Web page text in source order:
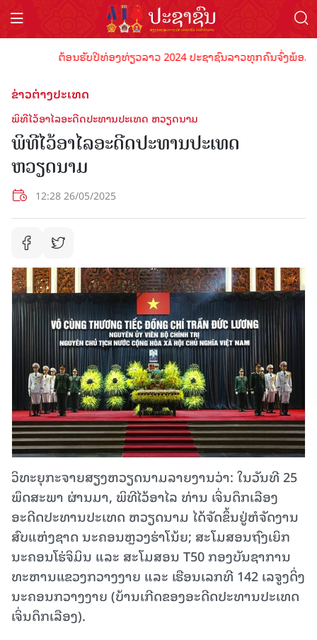
ຕ້ອນຮັບປີທ່ອງທ່ຽວລາວ 2024 ປະຊາຊົນລາວທຸກຄົນຈົ່ງພ້ອມເ
ຂ່າວຕ່າງປະເທດ
ພິທີໄວ້ອາໄລອະດີດປະທານປະເທດ ຫວຽດນາມ
ພິທີໄວ້ອາໄລອະດີດປະທານປະເທດ
ຫວຽດນາມ
12:28 26/05/2025
ວິທະຍຸກະຈາຍສຽງຫວຽດນາມລາຍງານວ່າ: ໃນວັນທີ 25
ພຶດສະພາ ຜ່ານມາ, ພິທີໄວ້ອາໄລ ທ່ານ ເຈິ່ນດຶກເລືອງ
ອະດີດປະທານປະເທດ ຫວຽດນາມ ໄດ້ຈັດຂຶ້ນຢູ່ຫໍຈັດງານ
ສົບແຫ່ງຊາດ ນະຄອນຫຼວງຮ່າໂນ້ຍ; ສະໂມສອນຖົງເຍິກ
ນະຄອນໂຮ່ຈິມິນ ແລະ ສະໂມສອນ T50 ກອງບັນຊາການ
ທະຫານແຂວງກວາງງາຍ ແລະ ເຮືອນເລກທີ 142 ເລຈູງດິ່ງ
ນະຄອນກວາງງາຍ (ບ້ານເກີດຂອງອະດີດປະທານປະເທດ
ເຈິ່ນດຶກເລືອງ).